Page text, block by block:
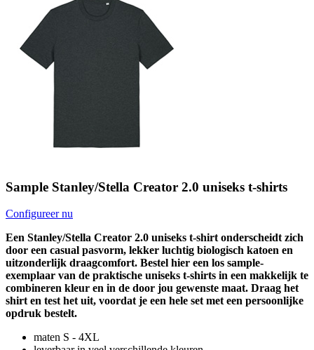
Sample Stanley/Stella Creator 2.0 uniseks t-shirts
Configureer nu
Een Stanley/Stella Creator 2.0 uniseks t-shirt onderscheidt zich
door een casual pasvorm, lekker luchtig biologisch katoen en
uitzonderlijk draagcomfort. Bestel hier een los sample-
exemplaar van de praktische uniseks t-shirts in een makkelijk te
combineren kleur en in de door jou gewenste maat. Draag het
shirt en test het uit, voordat je een hele set met een persoonlijke
opdruk bestelt.
maten S - 4XL